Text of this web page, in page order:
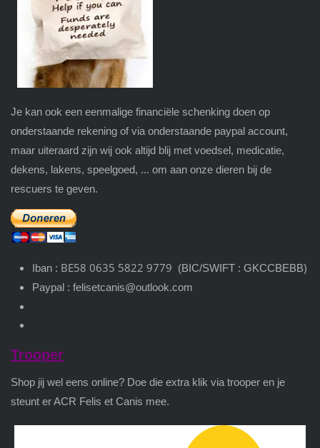
Je kan ook een eenmalige financiële schenking doen op
onderstaande rekening of via onderstaande paypal account,
maar uiteraard zijn wij ook altijd blij met voedsel, medicatie,
dekens, lakens, speelgoed, ... om aan onze dieren bij de
rescuers te geven.
Iban : BE58 0635 5822 9779 (BIC/SWIFT : GKCCBEBB)
Paypal : felisetcanis@outlook.com
Trooper
Shop jij wel eens online? Doe die extra klik via trooper en je
steunt er ACR Felis et Canis mee.